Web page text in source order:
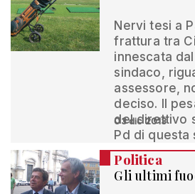
Nervi tesi a
frattura tra
innescata
sindaco,
assessore,
deciso. Il
del direttivo
Pd di questa
03 dic 2013
Politica
Gli ultimi